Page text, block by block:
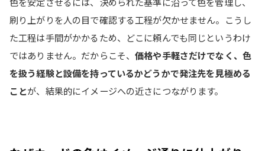
刷り上がりを人の目で確認する工程が欠かせません。こうし
た工程は手間がかかるため、どこに頼んでも同じというわけ
ではありません。だからこそ、価格や手軽さだけでなく、色
を扱う経験と設備を持っているかどうかで発注先を見極める
ことが、結果的にイメージへの近さにつながります。